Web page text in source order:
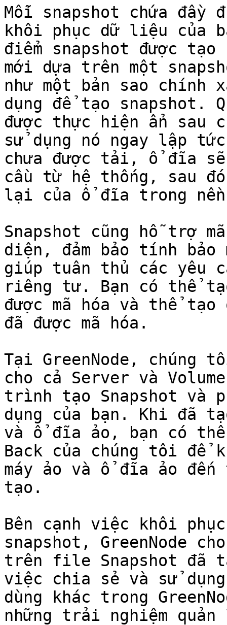
Mỗi snapshot chứa
khôi phục dữ liệu của
điểm snapshot được
mới dựa trên một
như một bản sao chính
dụng để tạo snapshot.
được thực hiện ẩn sau
sử dụng nó ngay lập
chưa được tải, ổ đĩa
cầu từ hệ thống, sau
lại của ổ đĩa trong
Snapshot cũng hỗ trợ
diện, đảm bảo tính
giúp tuân thủ các yêu
riêng tư. Bạn có thể
được mã hóa và thể
đã được mã hóa.
Tại GreenNode, chúng
cho cả Server và
trình tạo Snapshot và
dụng của bạn. Khi đã
và ổ đĩa ảo, bạn có
Back của chúng tôi
máy ảo và ổ đĩa ảo đến
tạo.
Bên cạnh việc khôi
snapshot, GreenNode
trên file Snapshot đã
việc chia sẻ và sử
dùng khác trong
những trải nghiệm